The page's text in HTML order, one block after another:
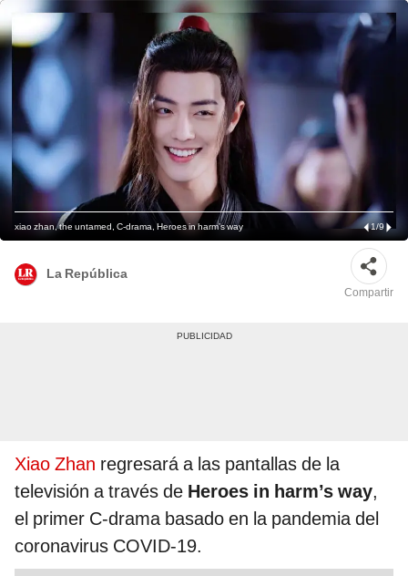
xiao zhan, the untamed, C-drama, Heroes in harm’s way 1/9
La República
Compartir
Xiao Zhan regresará a las pantallas de la
televisión a través de Heroes in harm’s way,
el primer C-drama basado en la pandemia del
coronavirus COVID-19.